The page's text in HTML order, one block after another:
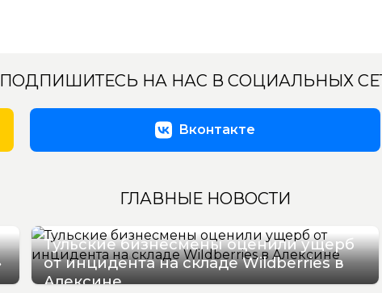
ПОДПИШИТЕСЬ НА НАС В СОЦИАЛЬНЫХ
Вконтакте
ГЛАВНЫЕ НОВОСТИ
Тульские бизнесмены оценили ущерб
от инцидента на складе Wildberries в
Алексине